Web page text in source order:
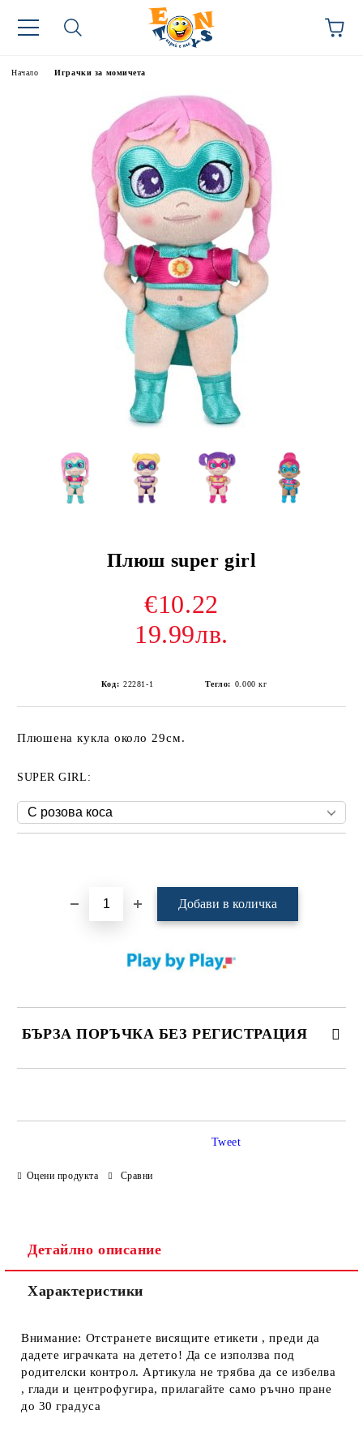
Начало Играчки за момичета
Плюш super girl
€10.22
19.99лв.
Код: 22281-1 Тегло: 0.000 кг
Плюшена кукла около 29см.
SUPER GIRL:
БЪРЗА ПОРЪЧКА БЕЗ РЕГИСТРАЦИЯ
Оцени продукта Сравни
Tweet
Детайлно описание
Характеристики
Внимание: Отстранете висящите етикети , преди да
дадете играчката на детето! Да се използва под
родителски контрол. Артикула не трябва да се избелва
, глади и центрофугира, прилагайте само ръчно пране
до 30 градуса